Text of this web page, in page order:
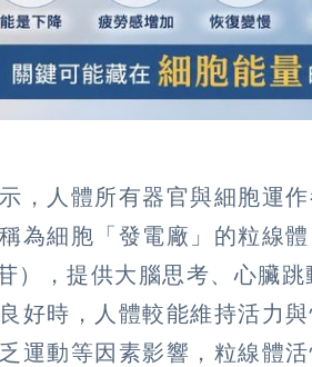
，人體所有器官與細胞運
為細胞「發電廠」的粒線
），提供大腦思考、心臟
好時，人體較能維持活力
運動等因素影響，粒線體活